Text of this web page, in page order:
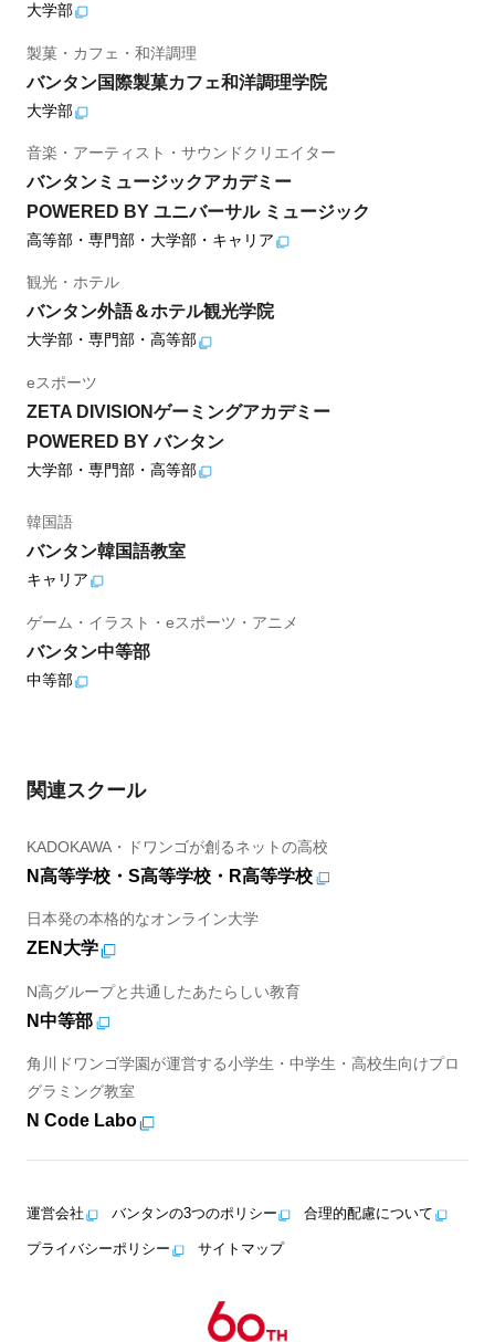
大学部
製菓・カフェ・和洋調理
バンタン国際製菓カフェ和洋調理学院
大学部
音楽・アーティスト・サウンドクリエイター
バンタンミュージックアカデミー
POWERED BY ユニバーサル ミュージック
高等部・専門部・大学部・キャリア
観光・ホテル
バンタン外語＆ホテル観光学院
大学部・専門部・高等部
eスポーツ
ZETA DIVISIONゲーミングアカデミー
POWERED BY バンタン
大学部・専門部・高等部
韓国語
バンタン韓国語教室
キャリア
ゲーム・イラスト・eスポーツ・アニメ
バンタン中等部
中等部
関連スクール
KADOKAWA・ドワンゴが創るネットの高校
N高等学校・S高等学校・R高等学校
日本発の本格的なオンライン大学
ZEN大学
N高グループと共通したあたらしい教育
N中等部
角川ドワンゴ学園が運営する小学生・中学生・高校生向けプロ
グラミング教室
N Code Labo
運営会社 バンタンの3つのポリシー 合理的配慮について
プライバシーポリシー サイトマップ